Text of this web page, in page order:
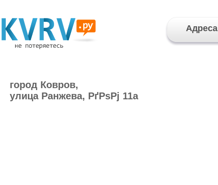
Адреса
город Ковров,
улица Ранжева, РґРѕРј 11а